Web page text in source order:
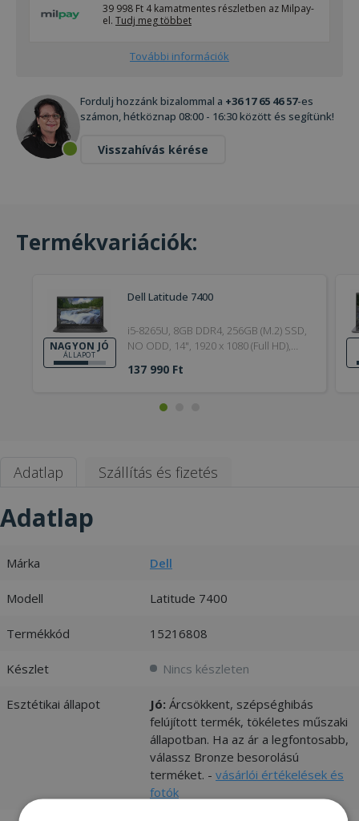
39 998 Ft 4 kamatmentes részletben az Milpay-
el. Tudj meg többet
További információk
Fordulj hozzánk bizalommal a +36 17 65 46 57-es
számon, hétköznap 08:00 - 16:30 között és segítünk!
Visszahívás kérése
Termékvariációk:
NAGYON JÓ
ÁLLAPOT
Dell Latitude 7400
i5-8265U, 8GB DDR4, 256GB (M.2) SSD,
NO ODD, 14", 1920 x 1080 (Full HD),
HDMI, Silver, Nagyon jó
137 990 Ft
Adatlap Szállítás és fizetés
Adatlap
Márka Dell
Modell Latitude 7400
Termékkód 15216808
Készlet Nincs készleten
Esztétikai állapot Jó: Árcsökkent, szépséghibás
felújított termék, tökéletes műszaki
állapotban. Ha az ár a legfontosabb,
válassz Bronze besorolású
terméket. - vásárlói értékelések és
fotók